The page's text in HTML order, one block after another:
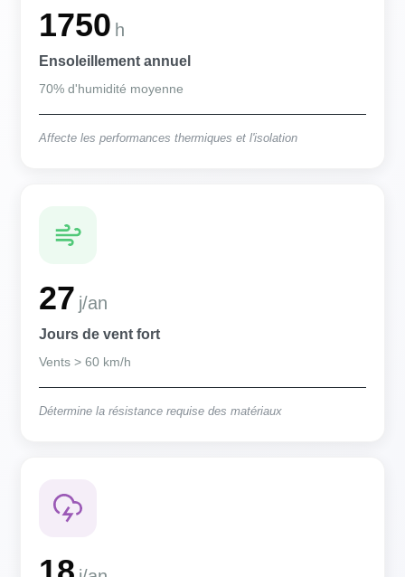
1750 h
Ensoleillement annuel
70% d'humidité moyenne
Affecte les performances thermiques et l'isolation
27 j/an
Jours de vent fort
Vents > 60 km/h
Détermine la résistance requise des matériaux